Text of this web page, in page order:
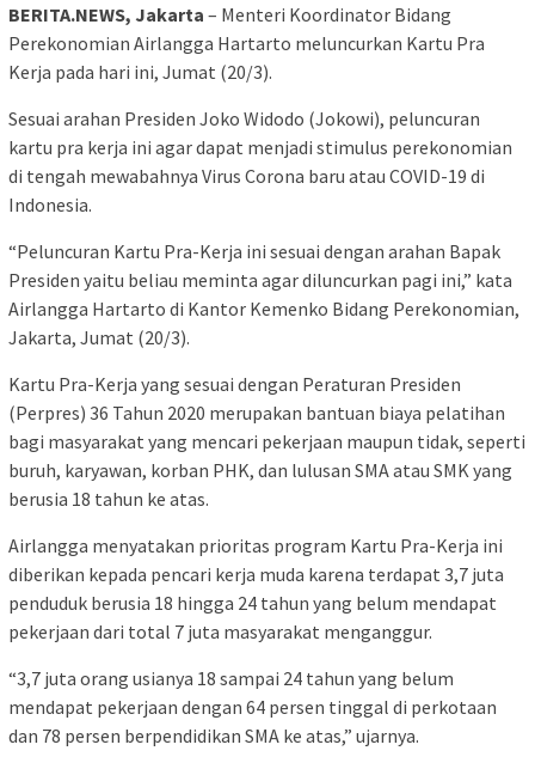
BERITA.NEWS, Jakarta – Menteri Koordinator Bidang
Perekonomian Airlangga Hartarto meluncurkan Kartu Pra
Kerja pada hari ini, Jumat (20/3).
Sesuai arahan Presiden Joko Widodo (Jokowi), peluncuran
kartu pra kerja ini agar dapat menjadi stimulus perekonomian
di tengah mewabahnya Virus Corona baru atau COVID-19 di
Indonesia.
“Peluncuran Kartu Pra-Kerja ini sesuai dengan arahan Bapak
Presiden yaitu beliau meminta agar diluncurkan pagi ini,” kata
Airlangga Hartarto di Kantor Kemenko Bidang Perekonomian,
Jakarta, Jumat (20/3).
Kartu Pra-Kerja yang sesuai dengan Peraturan Presiden
(Perpres) 36 Tahun 2020 merupakan bantuan biaya pelatihan
bagi masyarakat yang mencari pekerjaan maupun tidak, seperti
buruh, karyawan, korban PHK, dan lulusan SMA atau SMK yang
berusia 18 tahun ke atas.
Airlangga menyatakan prioritas program Kartu Pra-Kerja ini
diberikan kepada pencari kerja muda karena terdapat 3,7 juta
penduduk berusia 18 hingga 24 tahun yang belum mendapat
pekerjaan dari total 7 juta masyarakat menganggur.
“3,7 juta orang usianya 18 sampai 24 tahun yang belum
mendapat pekerjaan dengan 64 persen tinggal di perkotaan
dan 78 persen berpendidikan SMA ke atas,” ujarnya.